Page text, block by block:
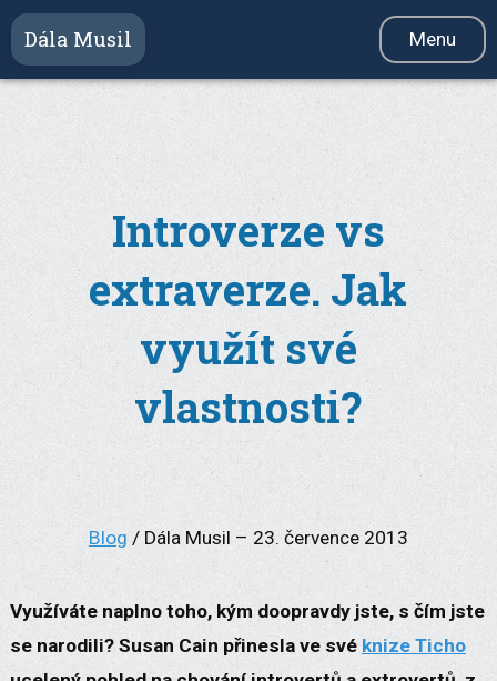
Dála Musil Menu
Introverze vs
extraverze. Jak
využít své
vlastnosti?
Blog / Dála Musil – 23. července 2013
Využíváte naplno toho, kým doopravdy jste, s čím jste
se narodili? Susan Cain přinesla ve své knize Ticho